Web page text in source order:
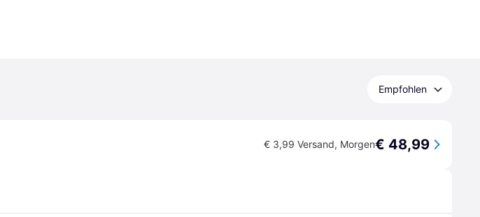
Empfohlen
€ 3,99 Versand, Morgen€ 48,99